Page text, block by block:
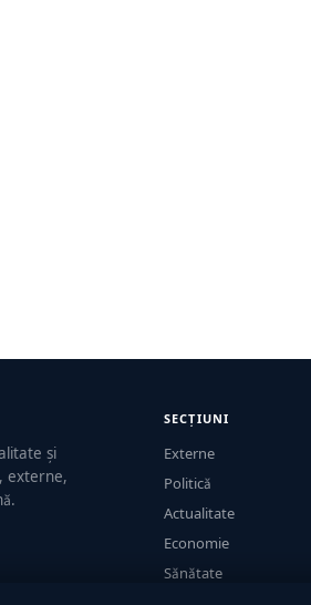
și
externe,
SECȚIUNI
Externe
Politică
Actualitate
Economie
Sănătate